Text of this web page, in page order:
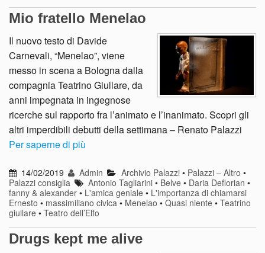
Mio fratello Menelao
Il nuovo testo di Davide
Carnevali, “Menelao”, viene
messo in scena a Bologna dalla
compagnia Teatrino Giullare, da
anni impegnata in ingegnose
ricerche sul rapporto fra l’animato e l’inanimato. Scopri gli
altri imperdibili debutti della settimana – Renato Palazzi
Per saperne di più
14/02/2019 Admin Archivio Palazzi• Palazzi – Altro •
Palazzi consiglia
Antonio Tagliarini • Belve • Daria Deflorian •
fanny & alexander • L'amica geniale • L'importanza di chiamarsi
Ernesto • massimiliano civica • Menelao • Quasi niente • Teatrino
giullare • Teatro dell’Elfo
Drugs kept me alive